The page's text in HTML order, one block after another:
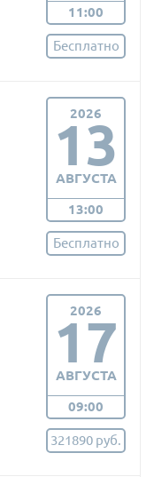
11:00
Бесплатно
2026
13
АВГУСТА
13:00
Бесплатно
2026
17
АВГУСТА
09:00
321890 руб.